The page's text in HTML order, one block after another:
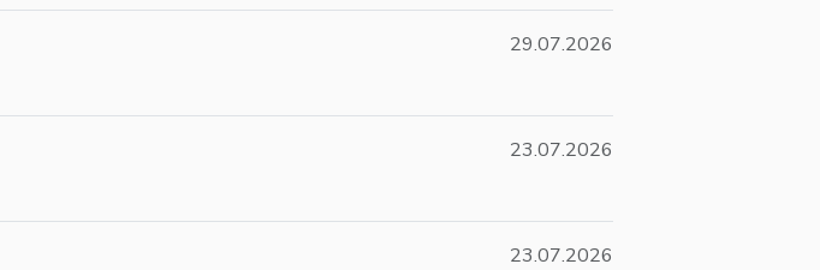
29.07.2026
23.07.2026
23.07.2026